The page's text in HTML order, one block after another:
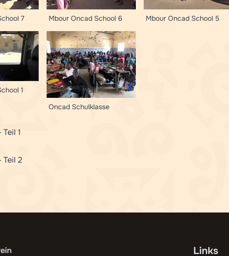
7 Mbour Oncad School 6 Mbour Oncad School 5
1
Oncad Schulklasse
1
Teil 2
Links